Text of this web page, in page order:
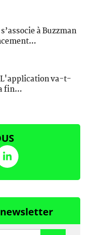
à Buzzman
va-t-
fin...